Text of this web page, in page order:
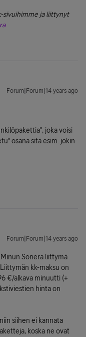
sivuihimme ja liittynyt
Forum|Forum|14 years ago
joka voisi
osana sitä esim. jokin
Forum|Forum|14 years ago
Sonera liittymä
kk-maksu on
€/alkava minuutti (+
hinta on
siihen ei kannata
koska ne ovat